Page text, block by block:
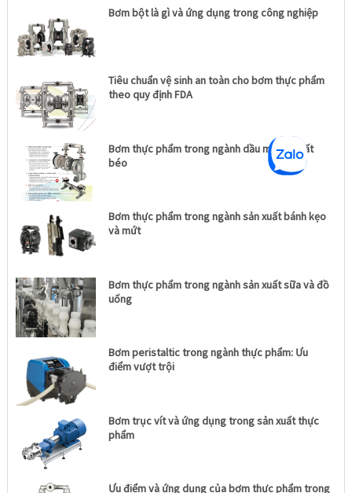
Bơm bột là gì và ứng dụng trong công nghiệp
Tiêu chuẩn vệ sinh an toàn cho bơm thực phẩm
theo quy định FDA
Bơm thực phẩm trong ngành dầu mỡ và chất
béo
Bơm thực phẩm trong ngành sản xuất bánh kẹo
và mứt
Bơm thực phẩm trong ngành sản xuất sữa và đồ
uống
Bơm peristaltic trong ngành thực phẩm: Ưu
điểm vượt trội
Bơm trục vít và ứng dụng trong sản xuất thực
phẩm
Ưu điểm và ứng dụng của bơm thực phẩm trong